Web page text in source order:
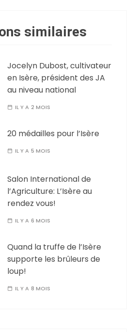
similaires
Jocelyn Dubost, cultivateur
en Isère, président des JA
au niveau national
IL Y A 2 MOIS
20 médailles pour l’Isère
IL Y A 5 MOIS
Salon International de
l’Agriculture: L’Isère au
rendez vous!
IL Y A 6 MOIS
Quand la truffe de l’Isère
supporte les brûleurs de
loup!
IL Y A 8 MOIS